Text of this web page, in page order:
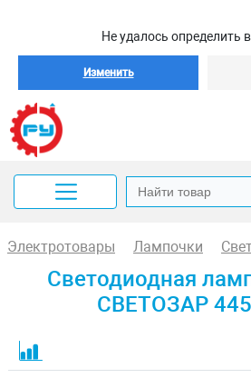
Не удалось определить
Изменить
Электротовары Лампочки
Светодиодная
СВЕТОЗАР